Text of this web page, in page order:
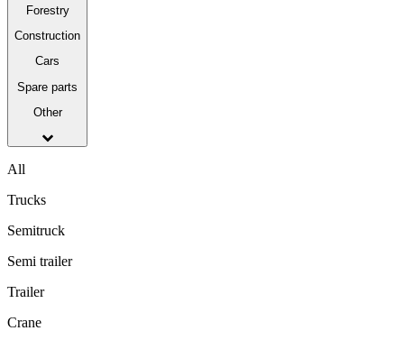
Forestry
Construction
Cars
Spare parts
Other
All
Trucks
Semitruck
Semi trailer
Trailer
Crane